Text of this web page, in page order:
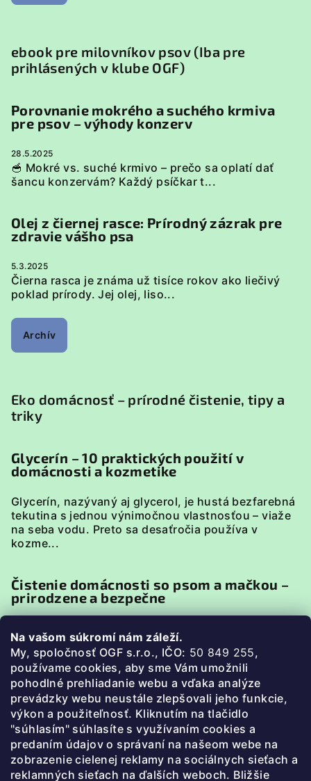
Na vašom súkromí nám záleží.
My, spoločnosť OGF s.r.o., IČO: 50 849 255,
používame cookies, aby sme Vám umožnili
pohodlné prehliadanie webu a vďaka analýze
prevádzky webu neustále zlepšovali jeho funkcie,
výkon a použiteľnosť. Kliknutím na tlačidlo
"súhlasím" súhlasíte s využívaním cookies a
predaním údajov o správaní na našeom webe na
zobrazenie cielenej reklamy na sociálnych sieťach a
reklamných sieťach na ďalších weboch. Bližšie
ebook pre milovníkov psov (Iba pre
prihlásených v klube OGF)
Porovnanie mokrého a suchého krmiva
pre psov – výhody konzerv
28.5.2025
🥣 Mokré vs. suché krmivo – prečo sa oplatí dať
šancu konzervám? Každý psíčkar t...
Olej z čiernej rasce: Prírodný zázrak pre
zdravie vášho psa
5.3.2025
Čierna rasca je známa už tisíce rokov ako liečivý
poklad prírody. Jej olej, liso...
Archív
Eko domácnosť – prírodné čistenie, tipy a
triky
Glycerín – 10 praktických použití v
domácnosti a kozmetike
Glycerín, nazývaný aj glycerol, je hustá bezfarebná
tekutina s jednou výnimočnou vlastnosťou – viaže
na seba vodu. Preto sa desaťročia používa v
kozme...
Čistenie domácnosti so psom a mačkou –
prirodzene a bezpečne
špecifiká. Zvieratá sú v neustálom kontakte s
podlahou, pelieškami, miskami či textíliami, preto je
pri uprato...
Ako prať bez chémie (3 jednoduché
postupy)
Prečo prať bez chémie? Bežné pracie prášky a
aviváže často obsahujú parfumy, farbivá a